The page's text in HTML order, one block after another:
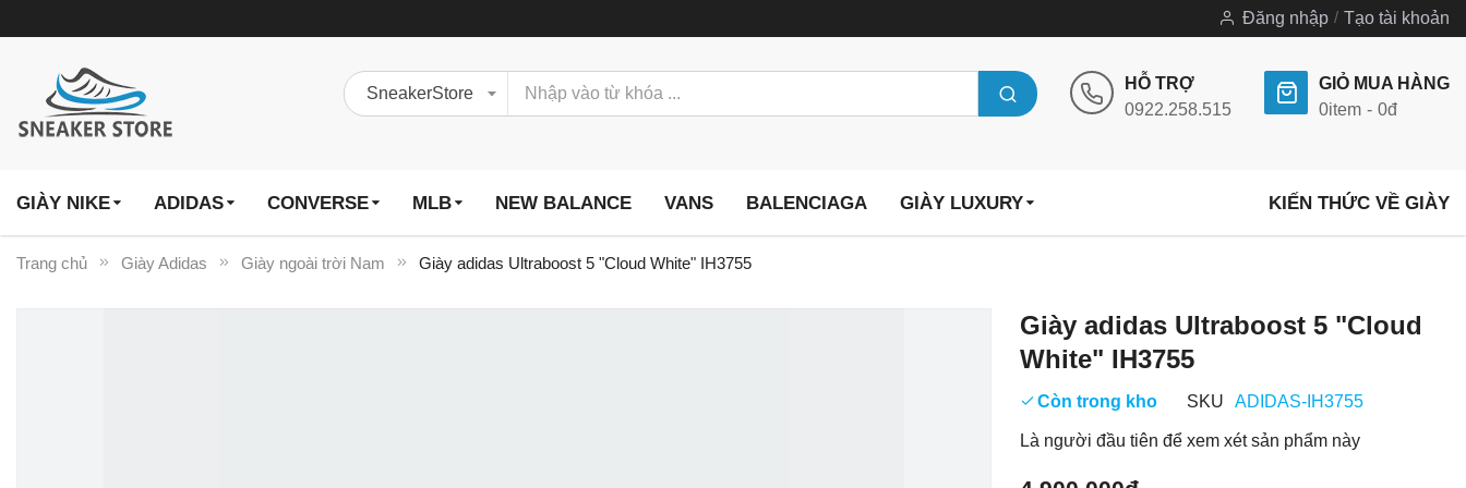
Đăng nhập Tạo tài khoản
HỖ TRỢ
0922.258.515
GIỎ MUA HÀNG
0item 0đ
GIÀY NIKE ADIDAS CONVERSE MLB NEW BALANCE VANS BALENCIAGA GIÀY LUXURY KIẾN THỨC VỀ GIÀY
Trang chủ Giày Adidas Giày ngoài trời Nam Giày adidas Ultraboost 5 "Cloud White" IH3755
Giày adidas Ultraboost 5 "Cloud
White" IH3755
Còn trong kho SKU ADIDAS-IH3755
Là người đầu tiên để xem xét sản phẩm này
Chuyển
phần